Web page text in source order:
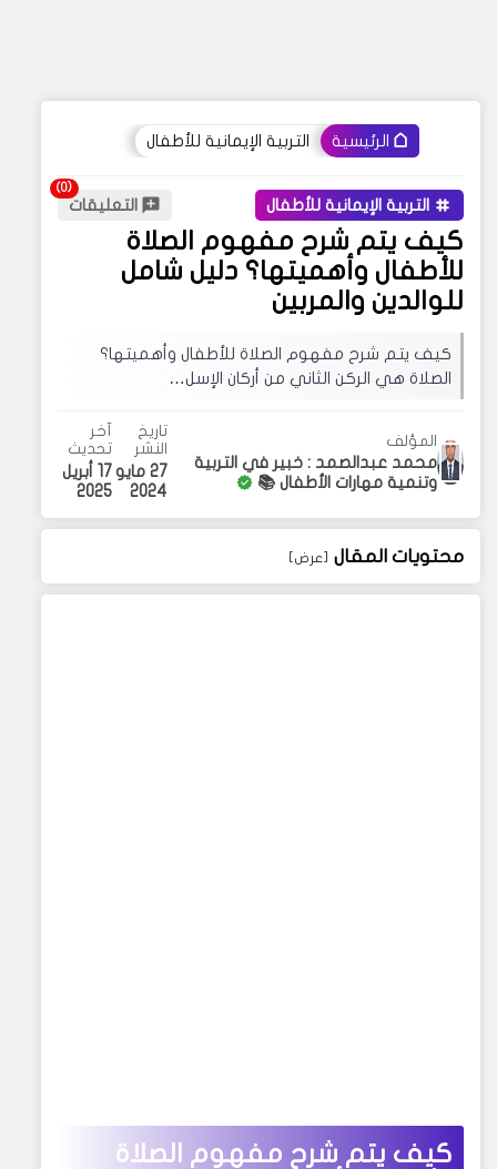
الرئيسية التربية الإيمانية للأطفال
التربية الإيمانية للأطفال التعليقات
كيف يتم شرح مفهوم الصلاة
للأطفال وأهميتها؟ دليل شامل
للوالدين والمربين
كيف يتم شرح مفهوم الصلاة للأطفال وأهميتها؟
الصلاة هي الركن الثاني من أركان الإسل…
المؤلف
محمد عبدالصمد : خبير في التربية
وتنمية مهارات الأطفال 📚
تاريخ
النشر
27 مايو
2024
آخر
تحديث
17 أبريل
2025
محتويات المقال
كيف يتم شرح مفهوم الصلاة